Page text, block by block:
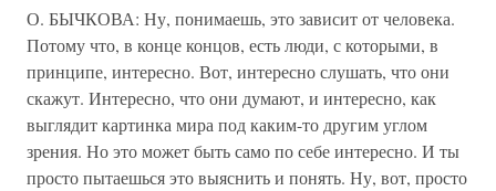
О. БЫЧКОВА: Ну, понимаешь, это зависит от человека.
Потому что, в конце концов, есть люди, с которыми, в
принципе, интересно. Вот, интересно слушать, что они
скажут. Интересно, что они думают, и интересно, как
выглядит картинка мира под каким-то другим углом
зрения. Но это может быть само по себе интересно. И ты
просто пытаешься это выяснить и понять. Ну, вот, просто